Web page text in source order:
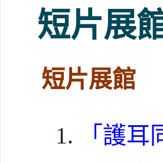
短片展
短片展館
「護